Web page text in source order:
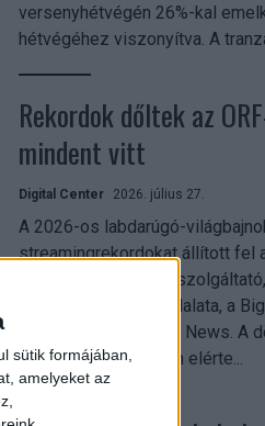
sütik formájában,
amelyeket az
versenyhétvégén 26%-kal
hétvégéhez viszonyítva. A
Rekordok dőltek az
mindent vitt
Digital Center 2026. július 27.
A 2026-os labdarúgó-
streamingrekordokat állított fel
közszolgálati
technológiai leányvállalata, a
– írja a Broadband TV News. A
az átlagos nézőszám elérte...